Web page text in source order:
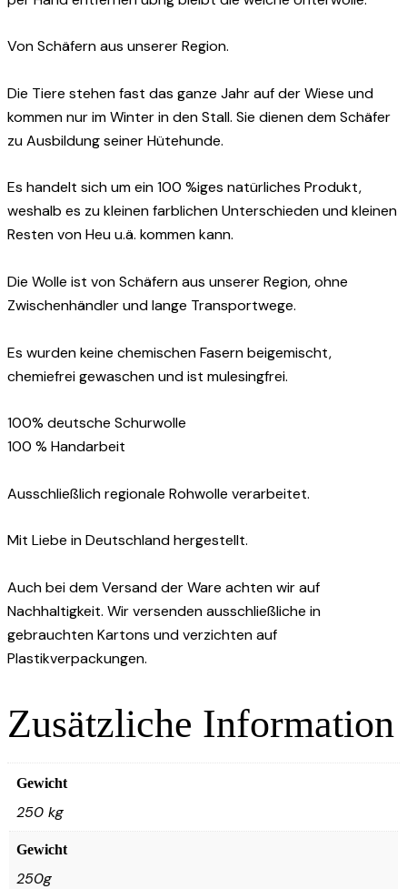
Von Schäfern aus unserer Region.
Die Tiere stehen fast das ganze Jahr auf der Wiese und
kommen nur im Winter in den Stall. Sie dienen dem Schäfer
zu Ausbildung seiner Hütehunde.
Es handelt sich um ein 100 %iges natürliches Produkt,
weshalb es zu kleinen farblichen Unterschieden und kleinen
Resten von Heu u.ä. kommen kann.
Die Wolle ist von Schäfern aus unserer Region, ohne
Zwischenhändler und lange Transportwege.
Es wurden keine chemischen Fasern beigemischt,
chemiefrei gewaschen und ist mulesingfrei.
100% deutsche Schurwolle
100 % Handarbeit
Ausschließlich regionale Rohwolle verarbeitet.
Mit Liebe in Deutschland hergestellt.
Auch bei dem Versand der Ware achten wir auf
Nachhaltigkeit. Wir versenden ausschließliche in
gebrauchten Kartons und verzichten auf
Plastikverpackungen.
Zusätzliche Information
Gewicht
250 kg
Gewicht
250g